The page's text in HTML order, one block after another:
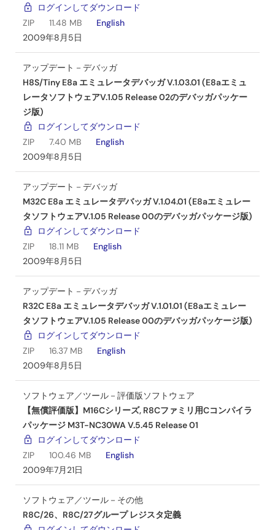
ログインしてダウンロード
ZIP
11.48 MB
English
2009年8月5日
アップデート－デバッガ
H8S/Tiny E8a エミュレータデバッガ V.1.03.01 (E8aエミュ
レータソフトウェアV.1.05 Release 02のデバッガパッケー
ジ版)
ログインしてダウンロード
ZIP
7.40 MB
English
2009年8月5日
アップデート－デバッガ
M32C E8a エミュレータデバッガ V.1.04.01 (E8aエミュレー
タソフトウェアV.1.05 Release 00のデバッガパッケージ版)
ログインしてダウンロード
ZIP
18.11 MB
English
2009年8月5日
アップデート－デバッガ
R32C E8a エミュレータデバッガ V.1.01.01 (E8aエミュレー
タソフトウェアV.1.05 Release 00のデバッガパッケージ版)
ログインしてダウンロード
ZIP
16.37 MB
English
2009年8月5日
ソフトウェア／ツール－評価版ソフトウェア
【無償評価版】M16Cシリーズ, R8Cファミリ用Cコンパイラ
パッケージ M3T-NC30WA V.5.45 Release 01
ログインしてダウンロード
ZIP
100.46 MB
English
2009年7月21日
ソフトウェア／ツール－その他
R8C/26、R8C/27グループ レジスタ定義